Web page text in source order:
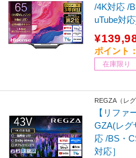
/4K対応 /
uTube対
ポイント
在庫限り
REGZA（レグ
【リファ
GZA(レグ
応 /BS・
対応］